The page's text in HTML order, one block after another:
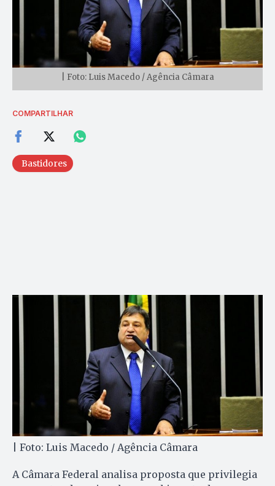
| Foto: Luis Macedo / Agência Câmara
COMPARTILHAR
Bastidores
| Foto: Luis Macedo / Agência Câmara
A Câmara Federal analisa proposta que privilegia